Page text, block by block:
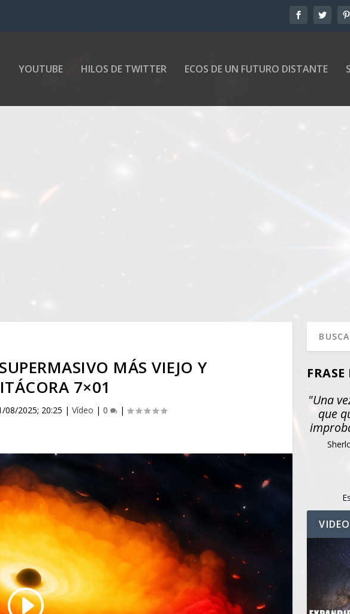
YOUTUBE HILOS DE TWITTER ECOS DE UN FUTURO DISTANTE
MÁS VIEJO Y
7×01
08/2025; 20:25 | Vídeo | 0 |
"Una
que